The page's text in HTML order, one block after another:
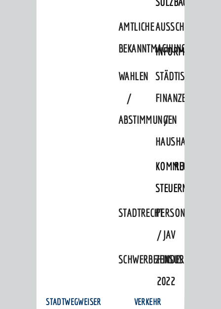
AMTLICHE
BEKANNTMACHUNGEN
WAHLEN
/
ABSTIMMUNGEN
STÄDTISCHE
FINANZEN
/
HAUSHALT
KOMMUNALE
STEUERN
STADTRECHTPERSONALRAT
/ JAV
ZENSUS
2022
STADTWEGWEISER VERKEHR